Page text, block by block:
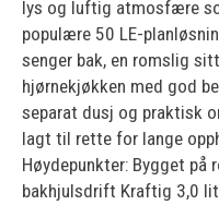
lys og luftig atmosfære
populære 50 LE-
senger bak, en romslig
hjørnekjøkken med god
separat dusj og praktisk
lagt til rette for lange
Høydepunkter: Bygget på
bakhjulsdrift Kraftig 3,0